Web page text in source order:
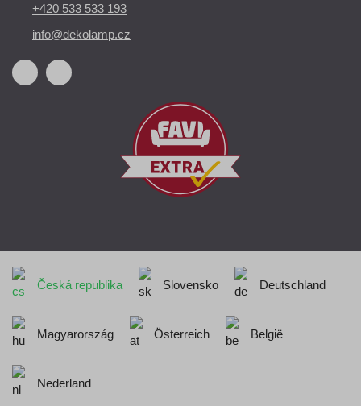
+420 533 533 193
info@dekolamp.cz
Česká republika Slovensko Deutschland
Magyarország Österreich België
Nederland